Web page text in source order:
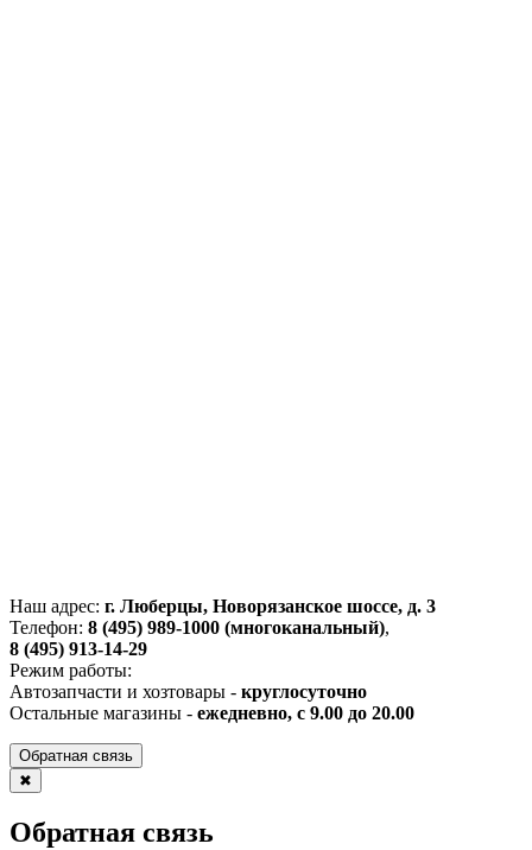
Наш адрес: г. Люберцы, Новорязанское шоссе, д. 3
Телефон: 8 (495) 989-1000 (многоканальный),
8 (495) 913-14-29
Режим работы:
Автозапчасти и хозтовары - круглосуточно
Остальные магазины - ежедневно, с 9.00 до 20.00
Обратная связь
✖
Обратная связь